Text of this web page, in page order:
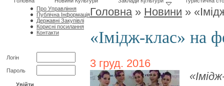
Про Управління
Публічна Інформація
Державні Закупівлі
Корисні посилання
Контакти
Логін
Пароль
Головна» Новини »
«Імідж-клас» на
3 груд. 2016